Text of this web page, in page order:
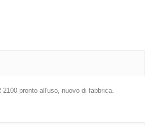
2100 pronto all'uso, nuovo di fabbrica.